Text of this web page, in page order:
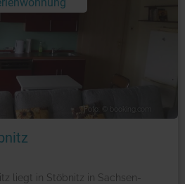
Foto: © booking.com
liegt in Stöbnitz in Sachsen-